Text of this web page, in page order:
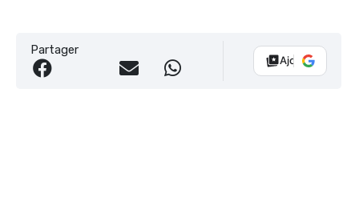
Partager
Ajouter Vélo